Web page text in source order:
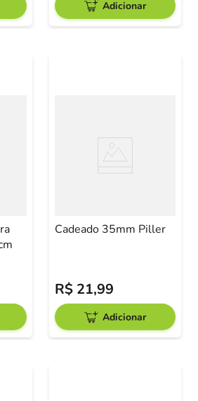
Adicionar
Cadeado 35mm Piller
R$ 21,99
Adicionar